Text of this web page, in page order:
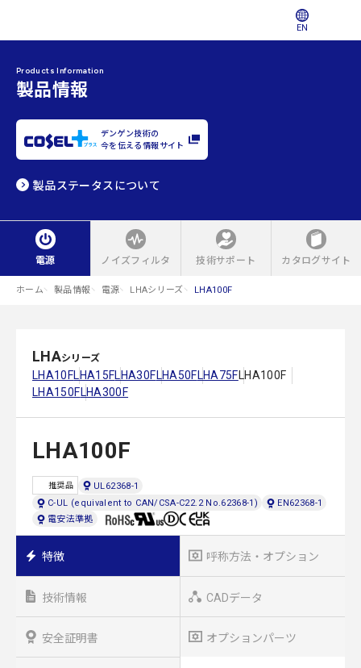
EN
Products Information
製品情報
デンゲン技術の
今を伝える情報サイト
製品ステータスについて
電源 ノイズフィルタ 技術サポート カタログサイト
ホーム 製品情報 電源 LHAシリーズ LHA100F
LHAシリーズ
LHA10FLHA15FLHA30FLHA50FLHA75F LHA100F
LHA150FLHA300F
LHA100F
推奨品
UL62368-1
C-UL (equivalent to CAN/CSA-C22.2 No.62368-1)
EN62368-1
電安法準拠
特徴 呼称方法・オプション
技術情報 CADデータ
安全証明書 オプションパーツ